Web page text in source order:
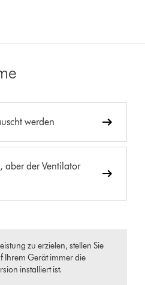
werden
aber der Ventilator
zu erzielen, stellen Sie
Ihrem Gerät immer die
installiert ist.